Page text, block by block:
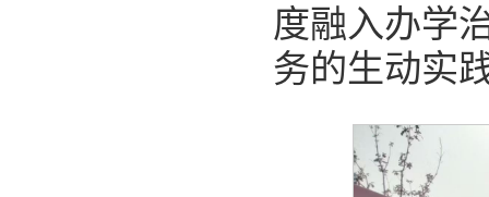
度融入办学
务的生动实